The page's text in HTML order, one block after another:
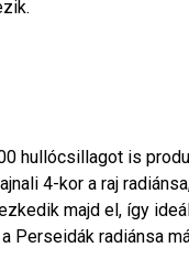
hullócsillagot is
4-kor a raj
majd el, így
radiánsa